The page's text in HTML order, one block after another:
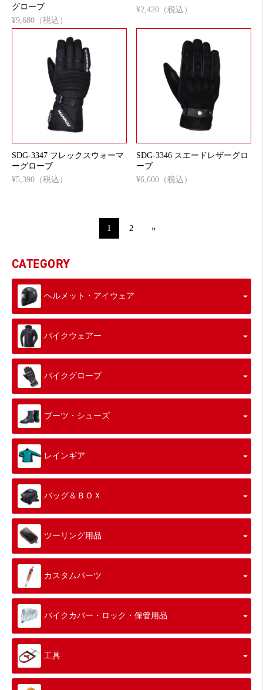
グローブ
¥9,680（税込）
¥2,420（税込）
SDG-3347 フレックスウォーマ
ーグローブ
¥5,390（税込）
SDG-3346 スエードレザーグロ
ーブ
¥6,600（税込）
1 2 »
CATEGORY
ヘルメット・アイウェア
バイクウェアー
バイクグローブ
ブーツ・シューズ
レインギア
バッグ＆ＢＯＸ
ツーリング用品
カスタムパーツ
バイクカバー・ロック・保管用品
工具